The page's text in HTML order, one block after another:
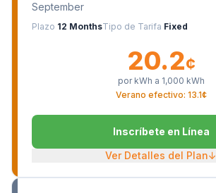
September
Plazo 12 MonthsTipo de Tarifa Fixed
20.2¢
por kWh a 1,000 kWh
Verano efectivo: 13.1¢
Inscríbete en Línea
Ver Detalles del Plan↓